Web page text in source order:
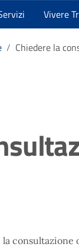
Vivere
/ Chiedere la
consultazione